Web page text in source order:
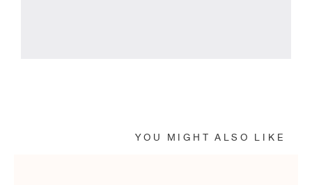
YOU MIGHT ALSO LIKE